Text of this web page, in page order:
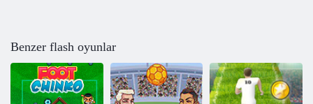
Benzer flash oyunlar